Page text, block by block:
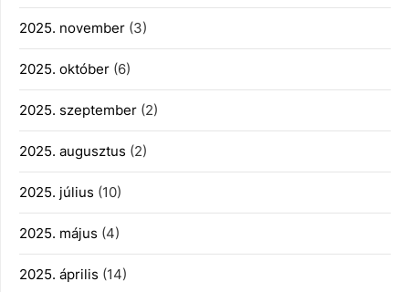
2025. november (3)
2025. október (6)
2025. szeptember (2)
2025. augusztus (2)
2025. július (10)
2025. május (4)
2025. április (14)